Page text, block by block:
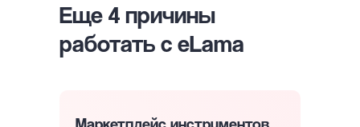
Еще 4 причины
работать с eLama